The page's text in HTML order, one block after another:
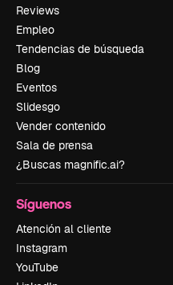
Reviews
Empleo
Tendencias de búsqueda
Blog
Eventos
Slidesgo
Vender contenido
Sala de prensa
¿Buscas magnific.ai?
Síguenos
Atención al cliente
Instagram
YouTube